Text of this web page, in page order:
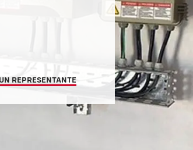
REPRESENTANTE